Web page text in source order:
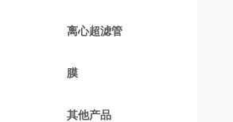
离心超滤管
膜
其他产品